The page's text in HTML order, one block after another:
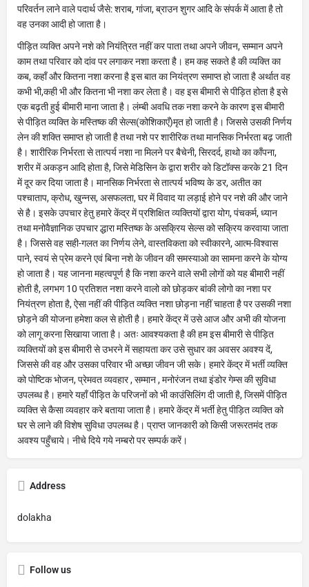
परिवर्तन लाने वाले पदार्थ जैसे: शराब, गांजा, ब्राउन शुगर आदि के संपर्क में आता है तो
वह उनका आदी हो जाता है।
पीड़ित व्यक्ति अपने नशे को नियंत्रित नहीं कर पाता तथा अपने जीवन, सम्मान अपने
काम तथा परिवार को दांव पर लगाकर नशा करता है। हम कह सकते है की व्यक्ति का
कब, कहाँ और कितना नशा करना है इस बात का नियंत्रण समाप्त हो जाता है अर्थात वह
कभी भी,कही भी और कितना भी नशा कर लेता है। वह इस बीमारी से पीड़ित होता है इसे
एक बढ़ती हुई बीमारी माना जाता है। लंम्बी अवधि तक नशा करने के कारण इस बीमारी
से पीड़ित व्यक्ति के मस्तिष्क की सेल्स(कोशिकाएँ)मृत हो जाती है। जिससे उसकी निर्णय
लेन की शक्ति समाप्त हो जाती है तथा नशे पर शारीरिक तथा मानसिक निर्भरता बढ़ जाती
है। शारीरिक निर्भरता से तात्पर्य नशा ना मिलने पर बैचेनी, सिरदर्द, हाथो का काँपना,
शरीर में अकड़न आदि होता है, जिसे मेडिसिन के द्वारा शरीर को डिटॉक्स करके 21 दिन
में दूर कर दिया जाता है। मानसिक निर्भरता से तात्पर्य भविष्य के डर, अतीत का
पश्चाताप, क्रोध, खुन्नस, असफलता, घर में विवाद या लड़ाई होने पर नशे की और जाने
से है। इसके उपचार हेतु हमारे केंद्र में प्रशिक्षित व्यक्तियों द्वारा योग, पंचकर्म, ध्यान
तथा मनोवैज्ञानिक उपचार द्धारा मस्तिष्क के असक्रिय सेल्स को सक्रिय करवाया जाता
है। जिससे वह सही-गलत का निर्णय लेने, वास्तविकता को स्वीकारने, आत्म-विश्वास
पाने, स्वयं से प्रेम करने एवं बिना नशे के जीवन की समस्याओ का सामना करने के योग्य
हो जाता है। यह जानना महत्वपूर्ण है कि नशा करने वाले सभी लोगों को यह बीमारी नहीं
होती है, लगभग 10 प्रतिशत नशा करने वालो को छोड़कर बांकी लोगो का नशा पर
नियंत्रण होता है, ऐसा नहीं की पीड़ित व्यक्ति नशा छोड़ना नहीं चाहता है पर उसकी नशा
छोड़ने की योजना हमेशा कल से होती है। हमारे केंद्र में उसे आज और अभी की योजना
को लागू करना सिखाया जाता है। अतः आवश्यकता है की हम इस बीमारी से पीड़ित
व्यक्तियों को इस बीमारी से उभरने में सहायता कर उसे सुधार का अवसर अवश्य दें,
जिससे की वह और उसका परिवार भी अच्छा जीवन जी सके। हमारे केंद्र में भर्ती व्यक्ति
को पोष्टिक भोजन, प्रेमवत व्यवहार , सम्मान , मनोरंजन तथा इंडोर गेम्स की सुविधा
उपलब्ध है। हमारे यहाँ पीड़ित के परिजनों को भी काउंसिलिंग दी जाती है, जिसमें पीड़ित
व्यक्ति से कैसा व्यवहार करे बताया जाता है। हमारे केंद्र में भर्ती हेतु पीड़ित व्यक्ति को
घर से लाने की विशेष सुविधा उपलब्ध है। प्राप्त जानकारी को किसी जरूरतमंद तक
अवश्य पहुँचाये। नीचे दिये गये नम्बरो पर सम्पर्क करें।
Address
dolakha
Follow us